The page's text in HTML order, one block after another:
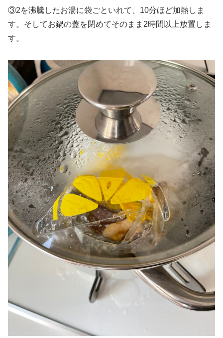
③2を沸騰したお湯に袋ごといれて、10分ほど加熱しま
す。そしてお鍋の蓋を閉めてそのまま2時間以上放置しま
す。